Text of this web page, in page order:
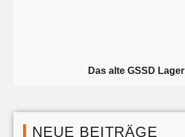
Das alte GSSD Lager
NEUE BEITRÄGE